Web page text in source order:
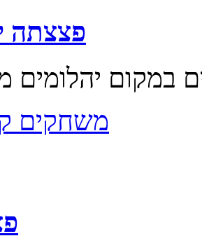
פצצתה
משחקים